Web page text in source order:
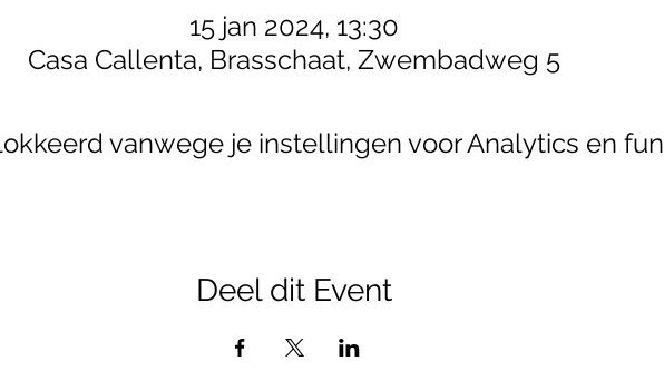
15 jan 2024, 13:30
Casa Callenta, Brasschaat, Zwembadweg 5
vanwege je instellingen voor Analytics en
Deel dit Event